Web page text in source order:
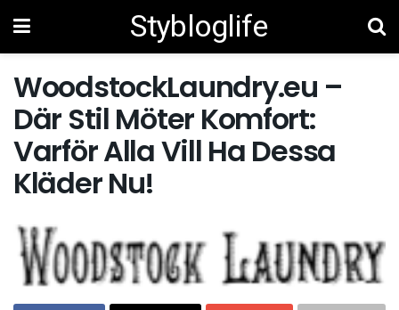
Stybloglife
WoodstockLaundry.eu –
Där Stil Möter Komfort:
Varför Alla Vill Ha Dessa
Kläder Nu!